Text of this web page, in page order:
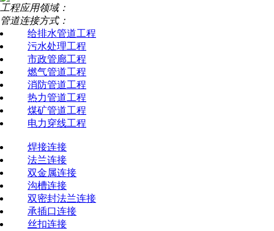
工程应用领域：
管道连接方式：
给排水管道工程
污水处理工程
市政管廊工程
燃气管道工程
消防管道工程
热力管道工程
煤矿管道工程
电力穿线工程
焊接连接
法兰连接
双金属连接
沟槽连接
双密封法兰连接
承插口连接
丝扣连接